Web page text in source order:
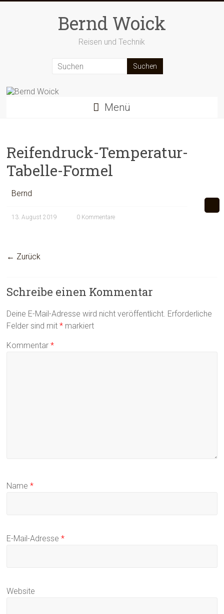
Bernd Woick
Reisen und Technik
Menü
Reifendruck-Temperatur-
Tabelle-Formel
Bernd
13. August 2019 0 Kommentare
← Zurück
Schreibe einen Kommentar
Deine E-Mail-Adresse wird nicht veröffentlicht. Erforderliche
Felder sind mit* markiert
Kommentar*
Name*
E-Mail-Adresse*
Website